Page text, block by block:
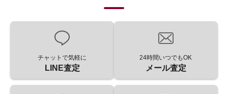
チャットで気軽に
LINE査定
24時間いつでもOK
メール査定